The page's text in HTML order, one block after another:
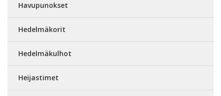
Havupunokset
Hedelmäkorit
Hedelmäkulhot
Heijastimet